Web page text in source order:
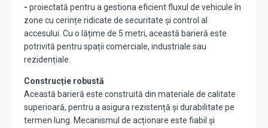
- proiectată pentru a gestiona eficient fluxul de vehicule în
zone cu cerințe ridicate de securitate și control al
accesului. Cu o lățime de 5 metri, această barieră este
potrivită pentru spații comerciale, industriale sau
rezidențiale.
Construcție robustă
Această barieră este construită din materiale de calitate
superioară, pentru a asigura rezistență și durabilitate pe
termen lung. Mecanismul de acționare este fiabil și